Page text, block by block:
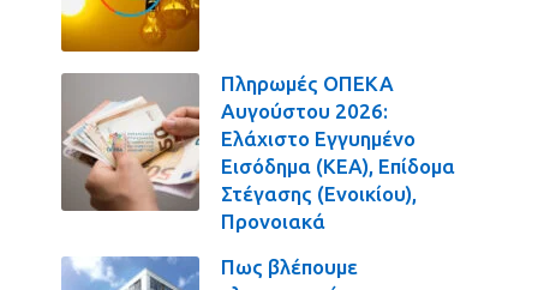
Πληρωμές ΟΠΕΚΑ
Αυγούστου 2026:
Ελάχιστο Εγγυημένο
Εισόδημα (ΚΕΑ), Επίδομα
Στέγασης (Ενοικίου),
Προνοιακά
Πως βλέπουμε